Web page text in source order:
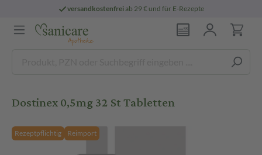
versandkostenfreiab 29 € und für E-Rezepte
Dostinex 0,5mg 32 St Tabletten
Rezeptpflichtig Reimport